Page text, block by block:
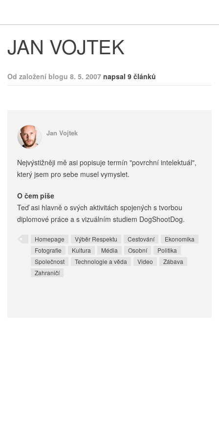
JAN VOJTEK
Od založení blogu 8. 5. 2007 napsal 9 článků
Jan Vojtek
Nejvýstižněji mě asi popisuje termín "povrchní intelektuál",
který jsem pro sebe musel vymyslet.
O čem píše
Teď asi hlavně o svých aktivitách spojených s tvorbou
diplomové práce a s vizuálním studiem DogShootDog.
Homepage Výběr Respektu Cestování
Ekonomika
Fotografie
Kultura Média Osobní
Politika
Společnost
Technologie a věda Video
Zábava
Zahraničí